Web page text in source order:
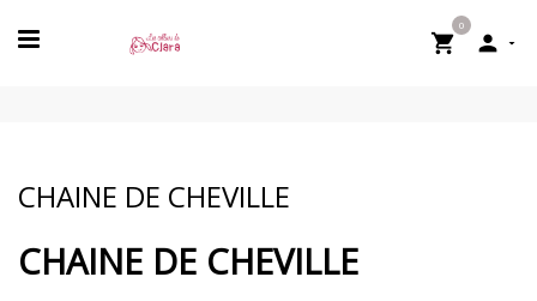

0

CHAINE DE CHEVILLE
CHAINE DE CHEVILLE